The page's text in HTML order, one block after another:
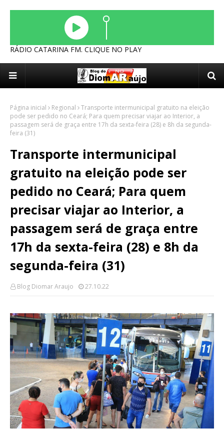
RÁDIO CATARINA FM. CLIQUE NO PLAY
Página inicial Regional
Transporte intermunicipal gratuito na eleição
pode ser pedido no Ceará; Para quem precisar viajar ao Interior, a
passagem será de graça entre 17h da sexta-feira (28) e 8h da segunda-
feira (31)
Transporte intermunicipal
gratuito na eleição pode ser
pedido no Ceará; Para quem
precisar viajar ao Interior, a
passagem será de graça entre
17h da sexta-feira (28) e 8h da
segunda-feira (31)
Blog Diomar Araujo 27.10.22